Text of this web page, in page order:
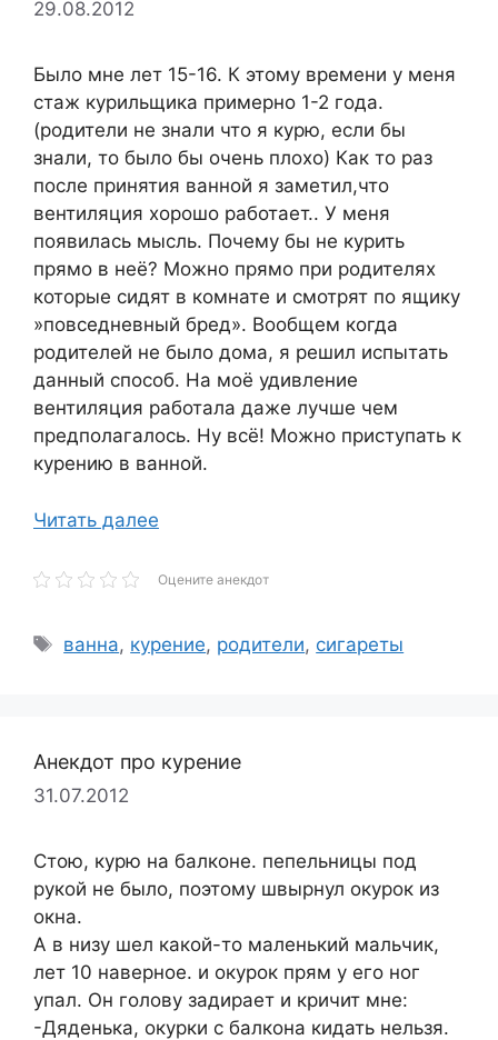
29.08.2012
Было мне лет 15-16. К этому времени у меня
стаж курильщика примерно 1-2 года.
(родители не знали что я курю, если бы
знали, то было бы очень плохо) Как то раз
после принятия ванной я заметил,что
вентиляция хорошо работает.. У меня
появилась мысль. Почему бы не курить
прямо в неё? Можно прямо при родителях
которые сидят в комнате и смотрят по ящику
»повседневный бред». Вообщем когда
родителей не было дома, я решил испытать
данный способ. На моё удивление
вентиляция работала даже лучше чем
предполагалось. Ну всё! Можно приступать к
курению в ванной.
Читать далее
Оцените анекдот
Метки
ванна, курение, родители, сигареты
Анекдот про курение
31.07.2012
Cтою, курю на балконе. пепельницы под
рукой не было, поэтому швырнул окурок из
окна.
А в низу шел какой-то маленький мальчик,
лет 10 наверное. и окурок прям у его ног
упал. Он голову задирает и кричит мне:
-Дяденька, окурки с балкона кидать нельзя.